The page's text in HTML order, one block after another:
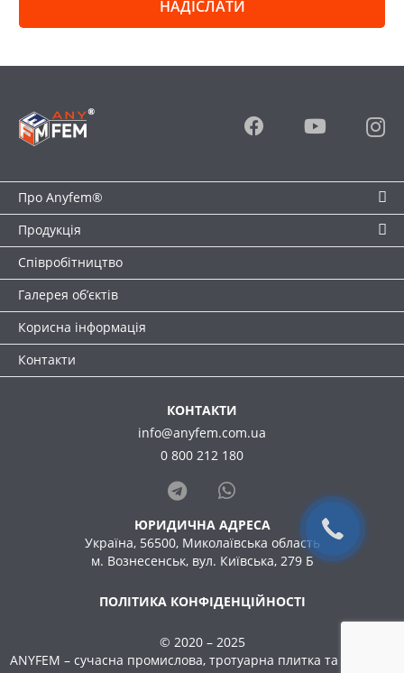
Про Anyfem®
Продукція
Співробітництво
Галерея об’єктів
Корисна інформація
Контакти
КОНТАКТИ
info@anyfem.com.ua
0 800 212 180
ЮРИДИЧНА АДРЕСА
Україна, 56500, Миколаївська область
м. Вознесенськ, вул. Київська, 279 Б
ПОЛІТИКА КОНФІДЕНЦІЙНОСТІ
© 2020 – 2025
ANYFEM – сучасна промислова, тротуарна плитка та бруківка